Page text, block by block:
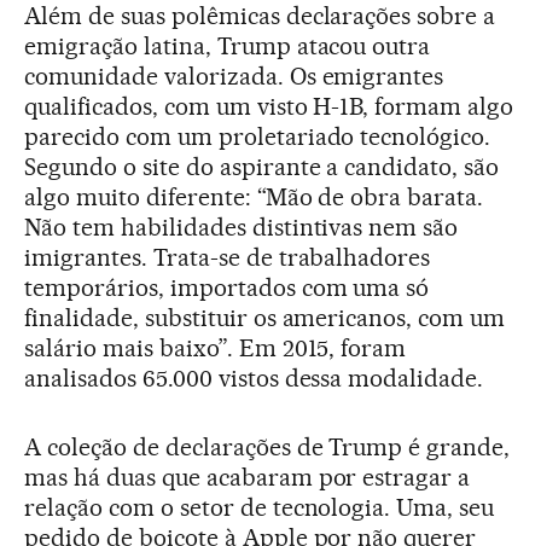
Além de suas polêmicas declarações sobre a
emigração latina, Trump atacou outra
comunidade valorizada. Os emigrantes
qualificados, com um visto H-1B, formam algo
parecido com um proletariado tecnológico.
Segundo o site do aspirante a candidato, são
algo muito diferente: “Mão de obra barata.
Não tem habilidades distintivas nem são
imigrantes. Trata-se de trabalhadores
temporários, importados com uma só
finalidade, substituir os americanos, com um
salário mais baixo”. Em 2015, foram
analisados 65.000 vistos dessa modalidade.
A coleção de declarações de Trump é grande,
mas há duas que acabaram por estragar a
relação com o setor de tecnologia. Uma, seu
pedido de boicote à Apple por não querer